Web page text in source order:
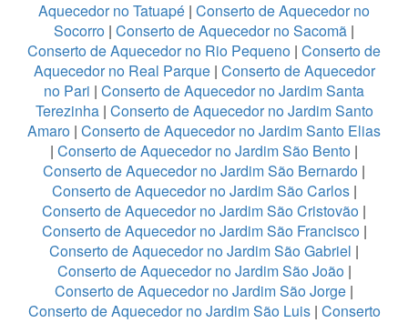
Aquecedor no Tatuapé | Conserto de Aquecedor no
Socorro | Conserto de Aquecedor no Sacomã |
Conserto de Aquecedor no Rio Pequeno | Conserto de
Aquecedor no Real Parque| Conserto de Aquecedor
no Pari | Conserto de Aquecedor no Jardim Santa
Terezinha| Conserto de Aquecedor no Jardim Santo
Amaro | Conserto de Aquecedor no Jardim Santo Elias
| Conserto de Aquecedor no Jardim São Bento |
Conserto de Aquecedor no Jardim São Bernardo |
Conserto de Aquecedor no Jardim São Carlos|
Conserto de Aquecedor no Jardim São Cristovão |
Conserto de Aquecedor no Jardim São Francisco|
Conserto de Aquecedor no Jardim São Gabriel |
Conserto de Aquecedor no Jardim São João|
Conserto de Aquecedor no Jardim São Jorge |
Conserto de Aquecedor no Jardim São Luis| Conserto